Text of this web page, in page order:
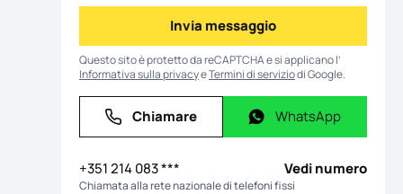
Invia messaggio
Invia messaggio
Questo sito è protetto da reCAPTCHA e si applicano l’
Informativa sulla privacyeTermini di serviziodi Google.
Chiamare
Chiamare WhatsApp
WhatsApp
+351 214 083 *** Vedi numero
Chiamata alla rete nazionale di telefoni fissi